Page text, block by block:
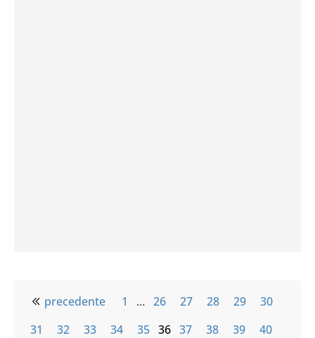
precedente 1 … 26 27 28 29
30
31
32 33 34 35 36 37 38 39
40